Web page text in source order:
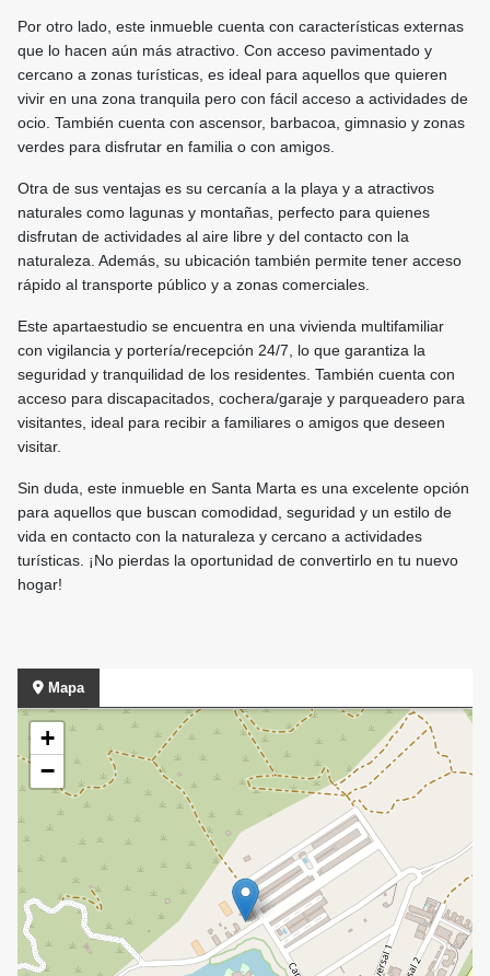
Por otro lado, este inmueble cuenta con características externas
que lo hacen aún más atractivo. Con acceso pavimentado y
cercano a zonas turísticas, es ideal para aquellos que quieren
vivir en una zona tranquila pero con fácil acceso a actividades de
ocio. También cuenta con ascensor, barbacoa, gimnasio y zonas
verdes para disfrutar en familia o con amigos.
Otra de sus ventajas es su cercanía a la playa y a atractivos
naturales como lagunas y montañas, perfecto para quienes
disfrutan de actividades al aire libre y del contacto con la
naturaleza. Además, su ubicación también permite tener acceso
rápido al transporte público y a zonas comerciales.
Este apartaestudio se encuentra en una vivienda multifamiliar
con vigilancia y portería/recepción 24/7, lo que garantiza la
seguridad y tranquilidad de los residentes. También cuenta con
acceso para discapacitados, cochera/garaje y parqueadero para
visitantes, ideal para recibir a familiares o amigos que deseen
visitar.
Sin duda, este inmueble en Santa Marta es una excelente opción
para aquellos que buscan comodidad, seguridad y un estilo de
vida en contacto con la naturaleza y cercano a actividades
turísticas. ¡No pierdas la oportunidad de convertirlo en tu nuevo
hogar!
Mapa
+
−